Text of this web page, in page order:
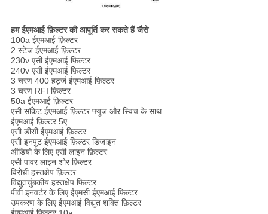
हम ईएमआई फ़िल्टर की आपूर्ति कर सकते हैं जैसे
100a ईएमआई फ़िल्टर
2 स्टेज ईएमआई फ़िल्टर
230v एसी ईएमआई फ़िल्टर
240v एसी ईएमआई फ़िल्टर
3 चरण 400 हर्ट्ज ईएमआई फ़िल्टर
3 चरण RFI फ़िल्टर
50a ईएमआई फ़िल्टर
एसी सॉकेट ईएमआई फ़िल्टर फ्यूज और स्विच के साथ
ईएमआई फ़िल्टर 5ए
एसी डीसी ईएमआई फ़िल्टर
एसी इनपुट ईएमआई फ़िल्टर डिजाइन
ऑडियो के लिए एसी लाइन फ़िल्टर
एसी पावर लाइन शोर फ़िल्टर
विरोधी हस्तक्षेप फ़िल्टर
विद्युतचुंबकीय हस्तक्षेप फिल्टर
पीवी इनवर्टर के लिए ईएमसी ईएमआई फ़िल्टर
उपकरण के लिए ईएमआई विद्युत शक्ति फ़िल्टर